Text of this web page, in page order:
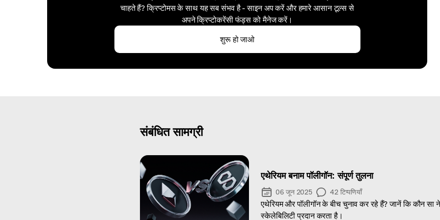
चाहते हैं? क्रिप्टोमस के साथ यह सब संभव है - साइन अप करें और हमारे आसान टूल्स से
अपने क्रिप्टोकरेंसी फंड्स को मैनेज करें।
शुरू हो जाओ
संबंधित सामग्री
एथेरियम बनाम पॉलीगॉन: संपूर्ण तुलना
06 जून 2025 42 टिप्पणियाँ
एथेरियम और पॉलीगॉन के बीच चुनाव कर रहे हैं? जानें कि कौन सा
स्केलेबिलिटी प्रदान करता है।